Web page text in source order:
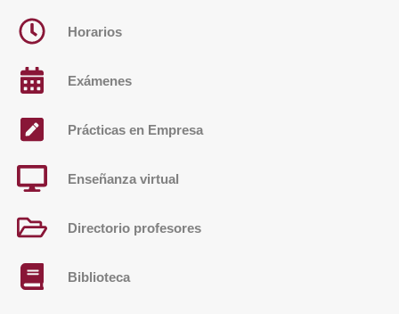
Horarios
Exámenes
Prácticas en Empresa
Enseñanza virtual
Directorio profesores
Biblioteca